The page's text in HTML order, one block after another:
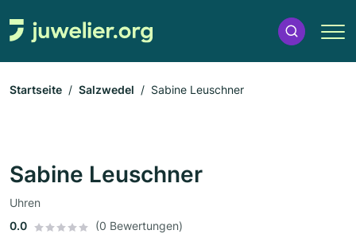
Startseite Salzwedel Sabine Leuschner
Sabine Leuschner
Uhren
0.0
(0 Bewertungen)